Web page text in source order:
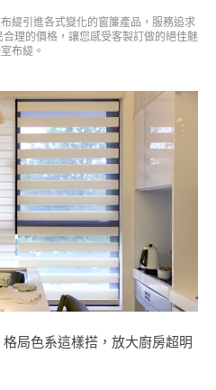
緹引進各式變化的窗簾產品，服務追求
理的價格，讓您感受客製訂做的絕佳魅
布緹。
局色系這樣搭，放大廚房超明